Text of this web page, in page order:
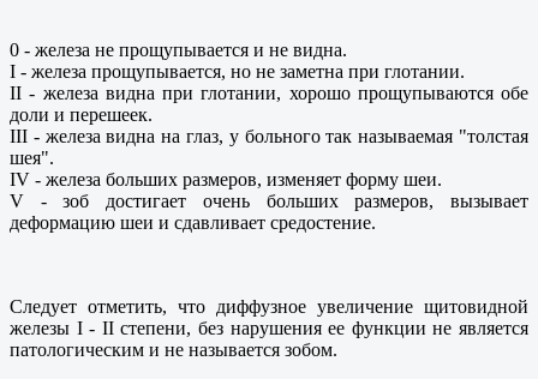
0 - железа не прощупывается и не видна.
I - железа прощупывается, но не заметна при глотании.
II - железа видна при глотании, хорошо прощупываются обе
доли и перешеек.
III - железа видна на глаз, у больного так называемая "толстая
шея".
IV - железа больших размеров, изменяет форму шеи.
V - зоб достигает очень больших размеров, вызывает
деформацию шеи и сдавливает средостение.
Следует отметить, что диффузное увеличение щитовидной
железы I - II степени, без нарушения ее функции не является
патологическим и не называется зобом.